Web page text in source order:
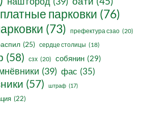
платные парковки (76)
(73) префектура сзао (20)
(25) сердце столицы (18)
(58) сзх (20) собянин (29)
(39) фас (35)
(57) штраф (17)
(22)